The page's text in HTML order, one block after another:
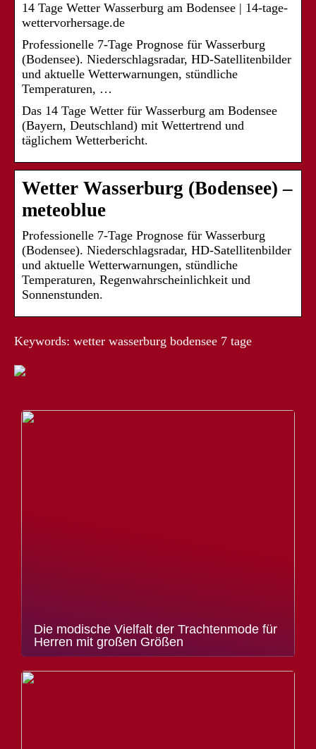
14 Tage Wetter Wasserburg am Bodensee | 14-tage-
wettervorhersage.de
Professionelle 7-Tage Prognose für Wasserburg
(Bodensee). Niederschlagsradar, HD-Satellitenbilder
und aktuelle Wetterwarnungen, stündliche
Temperaturen, …
Das 14 Tage Wetter für Wasserburg am Bodensee
(Bayern, Deutschland) mit Wettertrend und
täglichem Wetterbericht.
Wetter Wasserburg (Bodensee) –
meteoblue
Professionelle 7-Tage Prognose für Wasserburg
(Bodensee). Niederschlagsradar, HD-Satellitenbilder
und aktuelle Wetterwarnungen, stündliche
Temperaturen, Regenwahrscheinlichkeit und
Sonnenstunden.
Keywords: wetter wasserburg bodensee 7 tage
Die modische Vielfalt der Trachtenmode für
Herren mit großen Größen